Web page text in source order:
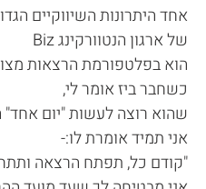
אחד היתרונות השיווקיים
של ארגון הנטוורקינג Biz
הוא בפלטפורמת הרצאות
כשחבר ביז אומר לי,
שהוא רוצה לעשות "יום
אני תמיד אומרת לו:-
"קודם כל, תפתח הרצאה